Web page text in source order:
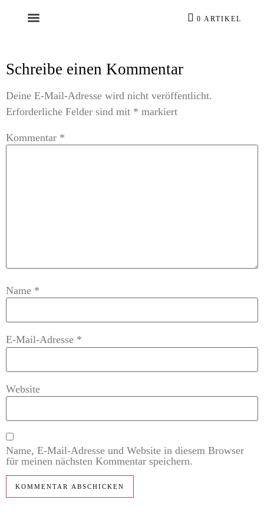
0 ARTIKEL
Schreibe einen Kommentar
Deine E-Mail-Adresse wird nicht veröffentlicht.
Erforderliche Felder sind mit * markiert
Kommentar *
Name *
E-Mail-Adresse *
Website
Name, E-Mail-Adresse und Website in diesem Browser
für meinen nächsten Kommentar speichern.